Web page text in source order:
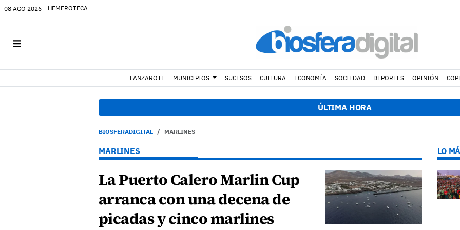
08 AGO 2026 HEMEROTECA
LANZAROTE MUNICIPIOS SUCESOS CULTURA ECONOMÍA SOCIEDAD DEPORTES OPINIÓN
ÚLTIMA HORA
BIOSFERADIGITAL MARLINES
MARLINES
La Puerto Calero Marlin Cup
arranca con una decena de
picadas y cinco marlines
LO